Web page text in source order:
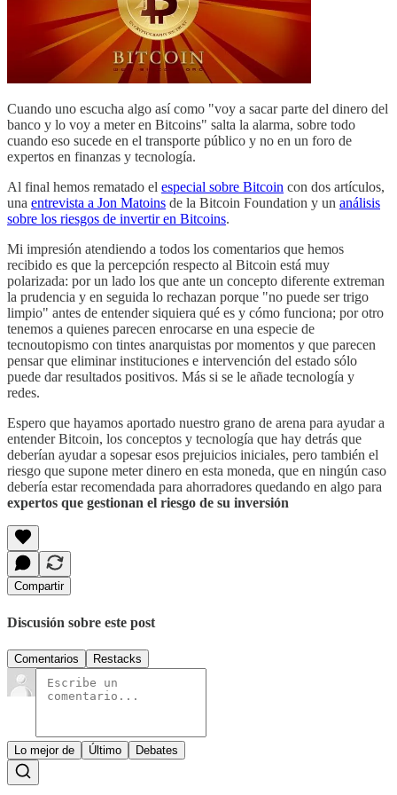
Cuando uno escucha algo así como "voy a sacar parte del dinero del
banco y lo voy a meter en Bitcoins" salta la alarma, sobre todo
cuando eso sucede en el transporte público y no en un foro de
expertos en finanzas y tecnología.
Al final hemos rematado el especial sobre Bitcoin con dos artículos,
una entrevista a Jon Matoins de la Bitcoin Foundation y un análisis
sobre los riesgos de invertir en Bitcoins.
Mi impresión atendiendo a todos los comentarios que hemos
recibido es que la percepción respecto al Bitcoin está muy
polarizada: por un lado los que ante un concepto diferente extreman
la prudencia y en seguida lo rechazan porque "no puede ser trigo
limpio" antes de entender siquiera qué es y cómo funciona; por otro
tenemos a quienes parecen enrocarse en una especie de
tecnoutopismo con tintes anarquistas por momentos y que parecen
pensar que eliminar instituciones e intervención del estado sólo
puede dar resultados positivos. Más si se le añade tecnología y
redes.
Espero que hayamos aportado nuestro grano de arena para ayudar a
entender Bitcoin, los conceptos y tecnología que hay detrás que
deberían ayudar a sopesar esos prejuicios iniciales, pero también el
riesgo que supone meter dinero en esta moneda, que en ningún caso
debería estar recomendada para ahorradores quedando en algo para
expertos que gestionan el riesgo de su inversión
Compartir
Discusión sobre este post
Comentarios Restacks
Lo mejor de Último Debates